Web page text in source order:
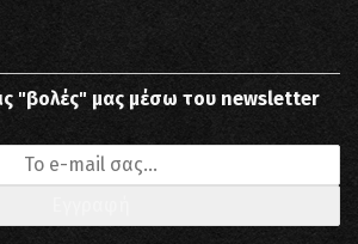
"βολές" μας μέσω του newsletter